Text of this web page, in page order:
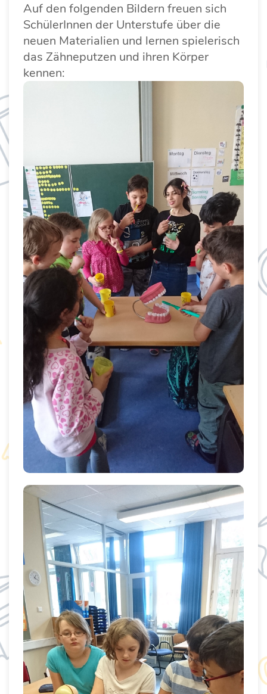
Auf den folgenden Bildern freuen sich
SchülerInnen der Unterstufe über die
neuen Materialien und lernen spielerisch
das Zähneputzen und ihren Körper
kennen: